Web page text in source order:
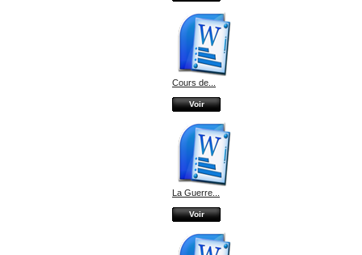
Cours de...
Voir
La Guerre...
Voir